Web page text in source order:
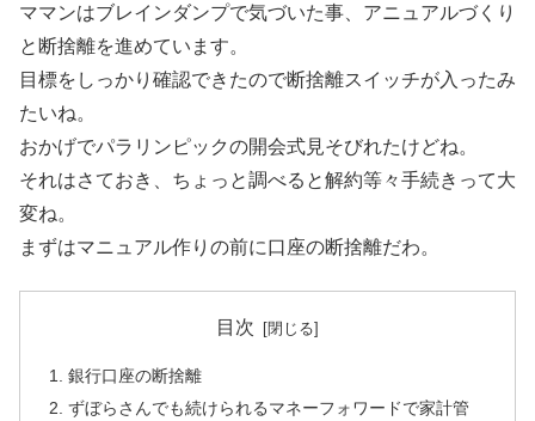
ママンはブレインダンプで気づいた事、アニュアルづくり
と断捨離を進めています。
目標をしっかり確認できたので断捨離スイッチが入ったみ
たいね。
おかげでパラリンピックの開会式見そびれたけどね。
それはさておき、ちょっと調べると解約等々手続きって大
変ね。
まずはマニュアル作りの前に口座の断捨離だわ。
目次
銀行口座の断捨離
ずぼらさんでも続けられるマネーフォワードで家計管